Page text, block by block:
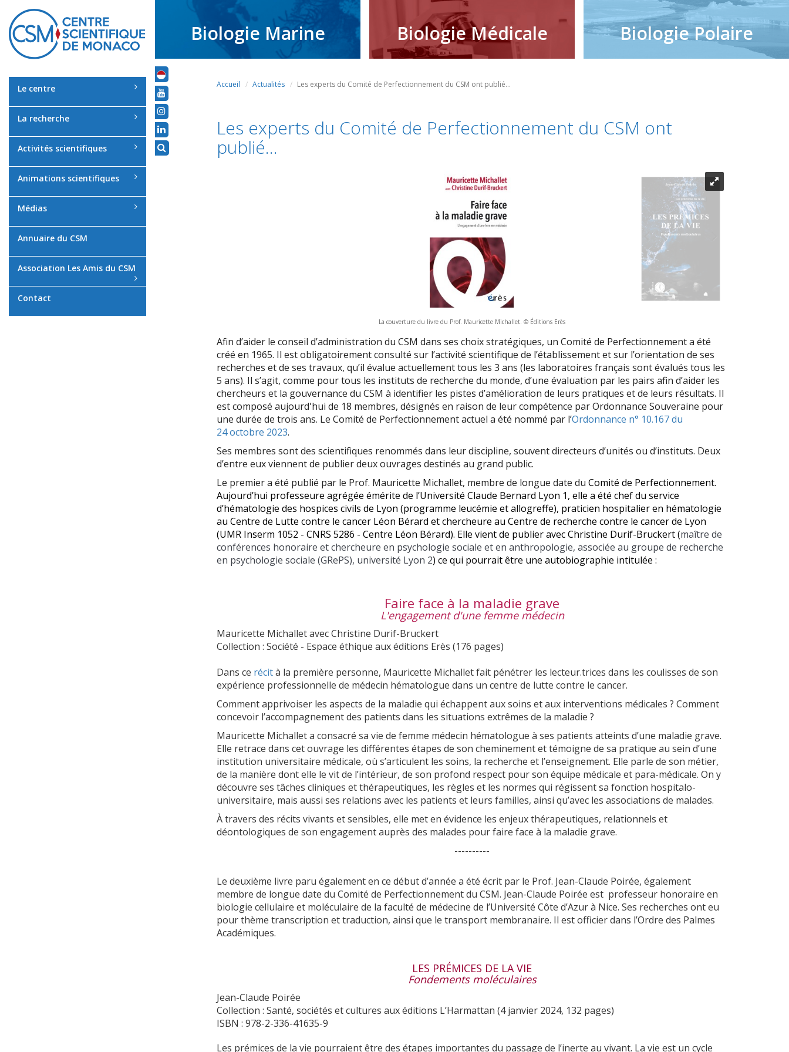
Le centre
La recherche
Activités scientifiques
Animations scientifiques
Médias
Annuaire du CSM
Association Les Amis du CSM
Contact
Biologie Marine Biologie Médicale Biologie Polaire
Accueil Actualités Les experts du Comité de Perfectionnement du CSM ont publié...
Les experts du Comité de Perfectionnement du CSM ont
publié...
La couverture du livre du Prof. Mauricette Michallet. © Éditions Erès
Afin d’aider le conseil d’administration du CSM dans ses choix stratégiques, un Comité de Perfectionnement a été
créé en 1965. Il est obligatoirement consulté sur l’activité scientifique de l’établissement et sur l’orientation de ses
recherches et de ses travaux, qu’il évalue actuellement tous les 3 ans (les laboratoires français sont évalués tous les
5 ans). Il s’agit, comme pour tous les instituts de recherche du monde, d’une évaluation par les pairs afin d’aider les
chercheurs et la gouvernance du CSM à identifier les pistes d’amélioration de leurs pratiques et de leurs résultats. Il
est composé aujourd'hui de 18 membres, désignés en raison de leur compétence par Ordonnance Souveraine pour
une durée de trois ans. Le Comité de Perfectionnement actuel a été nommé par l’Ordonnance n° 10.167 du
24 octobre 2023.
Ses membres sont des scientifiques renommés dans leur discipline, souvent directeurs d’unités ou d’instituts. Deux
d’entre eux viennent de publier deux ouvrages destinés au grand public.
Le premier a été publié par le Prof. Mauricette Michallet, membre de longue date du Comité de Perfectionnement.
Aujourd’hui professeure agrégée émérite de l’Université Claude Bernard Lyon 1, elle a été chef du service
d’hématologie des hospices civils de Lyon (programme leucémie et allogreffe), praticien hospitalier en hématologie
au Centre de Lutte contre le cancer Léon Bérard et chercheure au Centre de recherche contre le cancer de Lyon
(UMR Inserm 1052 - CNRS 5286 - Centre Léon Bérard). Elle vient de publier avec Christine Durif-Bruckert (maître de
conférences honoraire et chercheure en psychologie sociale et en anthropologie, associée au groupe de recherche
en psychologie sociale (GRePS), université Lyon 2) ce qui pourrait être une autobiographie intitulée :
Faire face à la maladie grave
L'engagement d'une femme médecin
Mauricette Michallet avec Christine Durif-Bruckert
Collection : Société - Espace éthique aux éditions Erès (176 pages)
Dans ce récità la première personne, Mauricette Michallet fait pénétrer les lecteur.trices dans les coulisses de son
expérience professionnelle de médecin hématologue dans un centre de lutte contre le cancer.
Comment apprivoiser les aspects de la maladie qui échappent aux soins et aux interventions médicales ? Comment
concevoir l’accompagnement des patients dans les situations extrêmes de la maladie ?
Mauricette Michallet a consacré sa vie de femme médecin hématologue à ses patients atteints d’une maladie grave.
Elle retrace dans cet ouvrage les différentes étapes de son cheminement et témoigne de sa pratique au sein d’une
institution universitaire médicale, où s’articulent les soins, la recherche et l’enseignement. Elle parle de son métier,
de la manière dont elle le vit de l’intérieur, de son profond respect pour son équipe médicale et para-médicale. On y
découvre ses tâches cliniques et thérapeutiques, les règles et les normes qui régissent sa fonction hospitalo-
universitaire, mais aussi ses relations avec les patients et leurs familles, ainsi qu’avec les associations de malades.
À travers des récits vivants et sensibles, elle met en évidence les enjeux thérapeutiques, relationnels et
déontologiques de son engagement auprès des malades pour faire face à la maladie grave.
----------
Le deuxième livre paru également en ce début d’année a été écrit par le Prof. Jean-Claude Poirée, également
membre de longue date du Comité de Perfectionnement du CSM. Jean-Claude Poirée est professeur honoraire en
biologie cellulaire et moléculaire de la faculté de médecine de l’Université Côte d’Azur à Nice. Ses recherches ont eu
pour thème transcription et traduction, ainsi que le transport membranaire. Il est officier dans l’Ordre des Palmes
Académiques.
LES PRÉMICES DE LA VIE
Fondements moléculaires
Jean-Claude Poirée
Collection : Santé, sociétés et cultures aux éditions L’Harmattan (4 janvier 2024, 132 pages)
ISBN : 978-2-336-41635-9
Les prémices de la vie pourraient être des étapes importantes du passage de l’inerte au vivant. La vie est un cycle